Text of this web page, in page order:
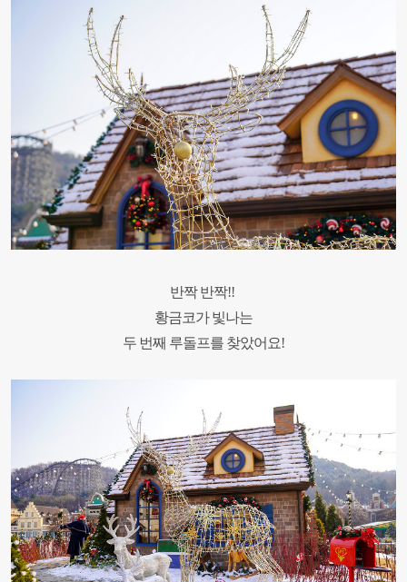
반짝 반짝!!
황금코가 빛나는
두 번째 루돌프를 찾았어요!